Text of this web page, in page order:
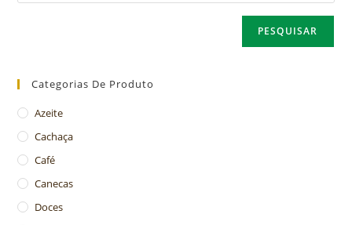
PESQUISAR
Categorias De Produto
Azeite
Cachaça
Café
Canecas
Doces